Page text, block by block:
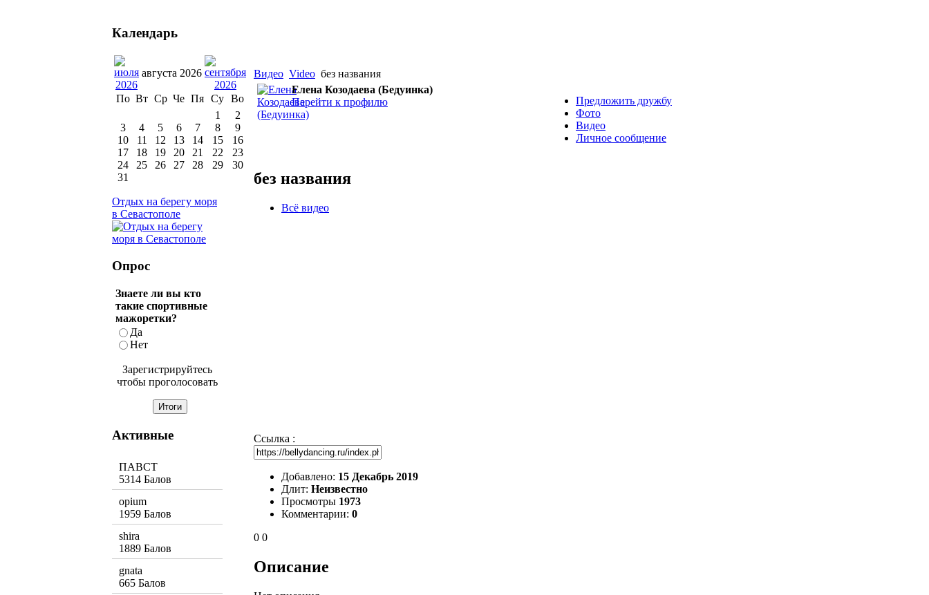
Видео Video без названия
Елена Козодаева (Бедуинка)
Перейти к профилю
Предложить дружбу
Фото
Видео
Личное сообщение
без названия
Всё видео
Ссылка :
Добавлено: 15 Декабрь 2019
Длит: Неизвестно
Просмотры 1973
Комментарии: 0
0 0
Описание
Календарь
августа 2026
По Вт Ср Че Пя Су Во
1
2
3
4 5 6 7 8
9
10
11 12 13 14 15
16
17
18 19 20 21 22
23
24
25 26 27 28 29
30
31
Отдых на берегу моря
в Севастополе
Опрос
Знаете ли вы кто
такие спортивные
мажоретки?
Да
Нет
Зарегистрируйтесь
чтобы проголосовать
Активные
ПАВСТ
5314 Балов
opium
1959 Балов
shira
1889 Балов
gnata
665 Балов